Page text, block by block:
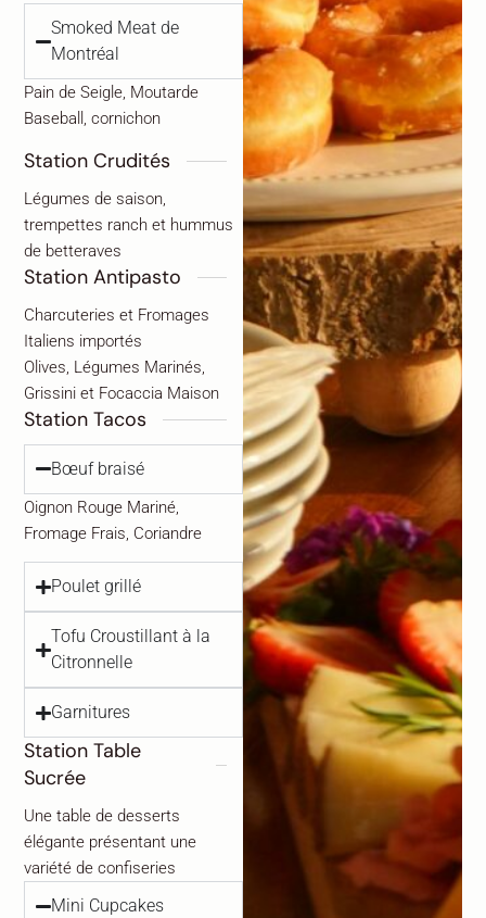
Smoked Meat de
Montréal
Pain de Seigle, Moutarde
Baseball, cornichon
Station Crudités
Légumes de saison,
trempettes ranch et hummus
de betteraves
Station Antipasto
Charcuteries et Fromages
Italiens importés
Olives, Légumes Marinés,
Grissini et Focaccia Maison
Station Tacos
Bœuf braisé
Oignon Rouge Mariné,
Fromage Frais, Coriandre
Poulet grillé
Tofu Croustillant à la
Citronnelle
Garnitures
Station Table
Sucrée
Une table de desserts
élégante présentant une
variété de confiseries
Mini Cupcakes